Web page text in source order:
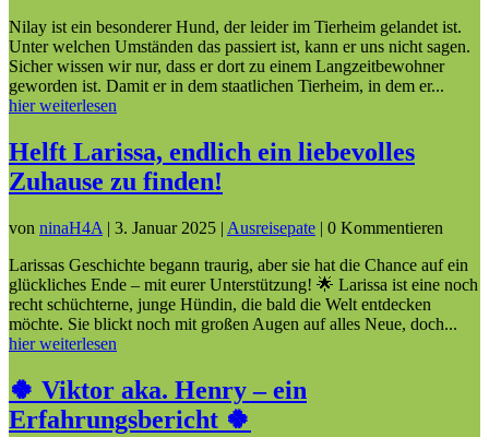
Nilay ist ein besonderer Hund, der leider im Tierheim gelandet ist.
Unter welchen Umständen das passiert ist, kann er uns nicht sagen.
Sicher wissen wir nur, dass er dort zu einem Langzeitbewohner
geworden ist. Damit er in dem staatlichen Tierheim, in dem er...
hier weiterlesen
Helft Larissa, endlich ein liebevolles
Zuhause zu finden!
von ninaH4A | 3. Januar 2025 | Ausreisepate | 0 Kommentieren
Larissas Geschichte begann traurig, aber sie hat die Chance auf ein
glückliches Ende – mit eurer Unterstützung! 🌟 Larissa ist eine noch
recht schüchterne, junge Hündin, die bald die Welt entdecken
möchte. Sie blickt noch mit großen Augen auf alles Neue, doch...
hier weiterlesen
🍀 Viktor aka. Henry – ein
Erfahrungsbericht 🍀